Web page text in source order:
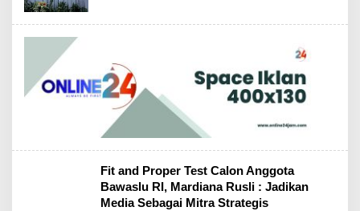
Fit and Proper Test Calon Anggota
Bawaslu RI, Mardiana Rusli : Jadikan
Media Sebagai Mitra Strategis